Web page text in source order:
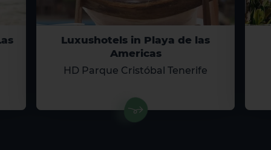
Luxushotels in Playa de las
Americas
HD Parque Cristóbal Tenerife